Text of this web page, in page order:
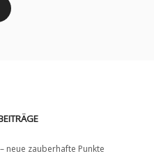
neue zauberhafte Punkte